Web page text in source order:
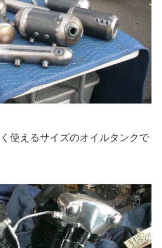
使えるサイズのオイルタンクで